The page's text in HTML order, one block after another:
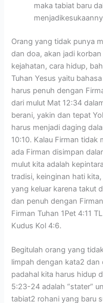
maka tabiat baru
Orang yang tidak punya
dan doa, akan jadi
kejahatan, cara hidup,
Tuhan Yesus yaitu
harus penuh dengan
dari mulut Mat 12:34
berani, yakin dan tepat
harus menjadi daging
10:10. Kalau Firman tidak
ada Firman disimpan
mulut kita adalah
tradisi, keinginan hati
yang keluar karena takut
dan penuh dengan
Firman Tuhan 1Pet 4:11
Kudus Kol 4:6.
Begitulah orang yang
limpah dengan kata2 dan
padahal kita harus hidup
5:23-24 adalah “stater”
tabiat2 rohani yang baru